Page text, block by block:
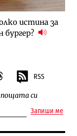
истина за
RSS
пощата си
Запиши ме